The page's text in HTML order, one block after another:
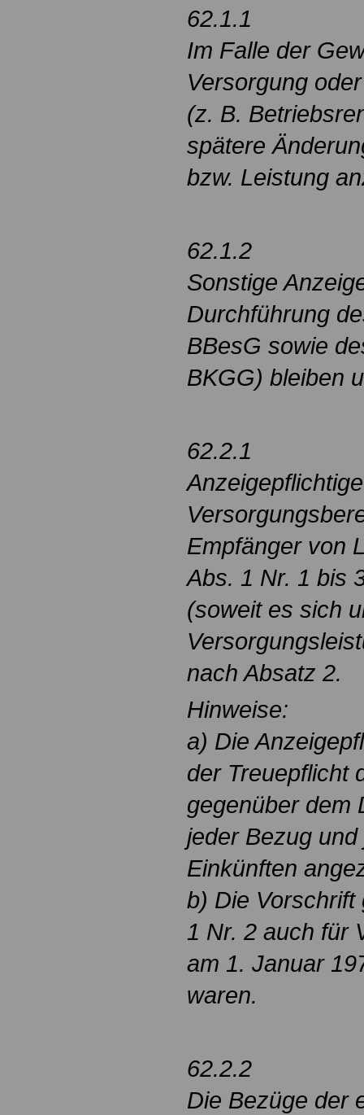
62.1.1
Im Falle der
Versorgung
(z. B.
spätere
bzw. Leistung
62.1.2
Sonstige
Durchführung
BBesG sowie
BKGG) bleiben
62.2.1
Anzeigepflichtige
Empfänger von
Abs. 1 Nr. 1 bis
(soweit es sich
nach Absatz 2.
Hinweise:
a) Die
der Treuepflicht
gegenüber dem
jeder Bezug
Einkünften
b) Die Vorschrift
1 Nr. 2 auch für
am 1. Januar
waren.
62.2.2
Die Bezüge der